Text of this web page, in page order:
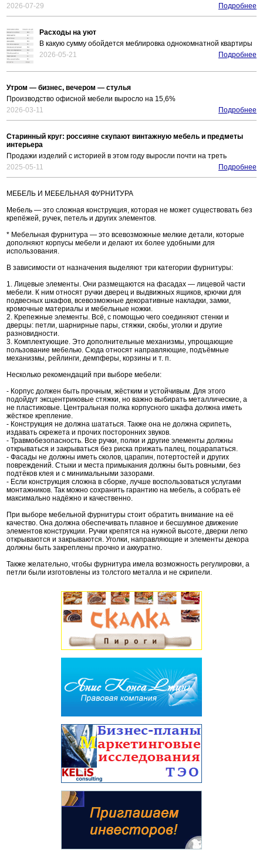
2026-07-29
Подробнее
Расходы на уют
В какую сумму обойдется меблировка однокомнатной квартиры
2026-05-21
Подробнее
Утром — бизнес, вечером — стулья
Производство офисной мебели выросло на 15,6%
2026-03-11
Подробнее
Старинный круг: россияне скупают винтажную мебель и предметы
интерьера
Продажи изделий с историей в этом году выросли почти на треть
2025-05-11
Подробнее
МЕБЕЛЬ И МЕБЕЛЬНАЯ ФУРНИТУРА
Мебель — это сложная конструкция, которая не может существовать без
крепёжей, ручек, петель и других элементов.
* Мебельная фурнитура — это всевозможные мелкие детали, которые
дополняют корпусы мебели и делают их более удобными для
использования.
В зависимости от назначения выделяют три категории фурнитуры:
1. Лицевые элементы. Они размещаются на фасадах — лицевой части
мебели. К ним относят ручки дверец и выдвижных ящиков, крючки для
подвесных шкафов, всевозможные декоративные накладки, замки,
кромочные материалы и мебельные ножки.
2. Крепежные элементы. Всё, с помощью чего соединяют стенки и
дверцы: петли, шарнирные пары, стяжки, скобы, уголки и другие
разновидности.
3. Комплектующие. Это дополнительные механизмы, упрощающие
пользование мебелью. Сюда относят направляющие, подъёмные
механизмы, рейлинги, демпферы, корзины и т. п.
Несколько рекомендаций при выборе мебели:
- Корпус должен быть прочным, жёстким и устойчивым. Для этого
подойдут эксцентриковые стяжки, но важно выбирать металлические, а
не пластиковые. Центральная полка корпусного шкафа должна иметь
жёсткое крепление.
- Конструкция не должна шататься. Также она не должна скрипеть,
издавать скрежета и прочих посторонних звуков.
- Травмобезопасность. Все ручки, полки и другие элементы должны
открываться и закрываться без риска прижать палец, поцарапаться.
- Фасады не должны иметь сколов, царапин, потертостей и других
повреждений. Стыки и места примыкания должны быть ровными, без
подтёков клея и с минимальными зазорами.
- Если конструкция сложна в сборке, лучше воспользоваться услугами
монтажников. Так можно сохранить гарантию на мебель, а собрать её
максимально надёжно и качественно.
При выборе мебельной фурнитуры стоит обратить внимание на её
качество. Она должна обеспечивать плавное и бесшумное движение
элементов конструкции. Ручки крепятся на нужной высоте, дверки легко
открываются и закрываются. Уголки, направляющие и элементы декора
должны быть закреплены прочно и аккуратно.
Также желательно, чтобы фурнитура имела возможность регулировки, а
петли были изготовлены из толстого металла и не скрипели.